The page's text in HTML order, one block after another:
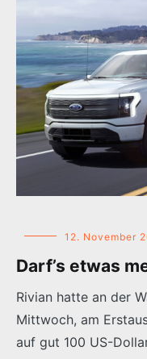
12. November
Darf’s etwas
Rivian hatte an der
Mittwoch, am
auf gut 100 US-